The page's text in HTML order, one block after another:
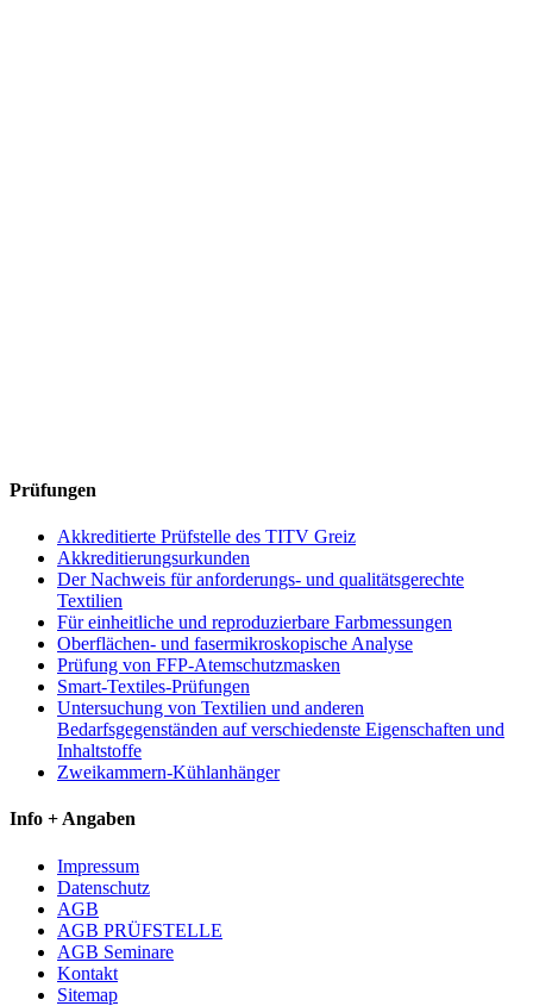
Prüfungen
Akkreditierte Prüfstelle des TITV Greiz
Akkreditierungsurkunden
Der Nachweis für anforderungs- und qualitätsgerechte
Textilien
Für einheitliche und reproduzierbare Farbmessungen
Oberflächen- und fasermikroskopische Analyse
Prüfung von FFP-Atemschutzmasken
Smart-Textiles-Prüfungen
Untersuchung von Textilien und anderen
Bedarfsgegenständen auf verschiedenste Eigenschaften und
Inhaltstoffe
Zweikammern-Kühlanhänger
Info + Angaben
Impressum
Datenschutz
AGB
AGB PRÜFSTELLE
AGB Seminare
Kontakt
Sitemap